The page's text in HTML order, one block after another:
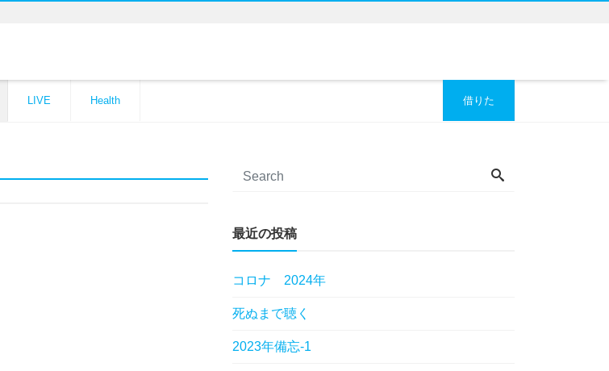
LIVE Health 借りた
最近の投稿
コロナ 2024年
死ぬまで聴く
2023年備忘-1